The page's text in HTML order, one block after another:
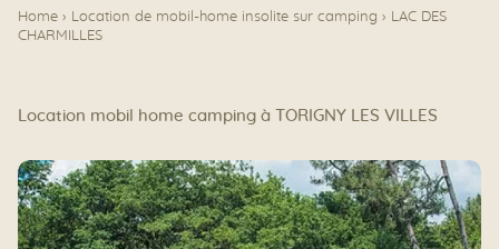
Home › Location de mobil-home insolite sur camping › LAC DES
CHARMILLES
Location mobil home camping à TORIGNY LES VILLES